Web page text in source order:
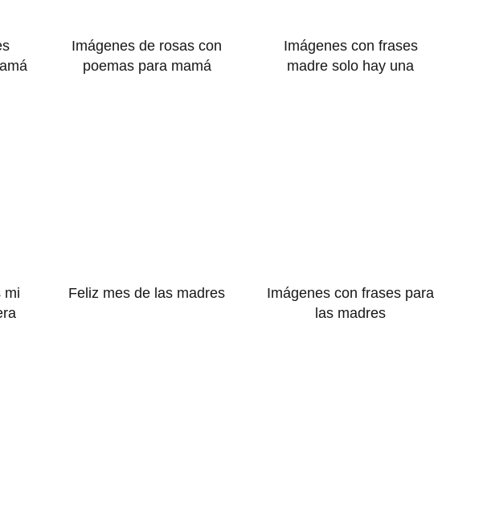
Imágenes de rosas con
poemas para mamá
Imágenes con frases
madre solo hay una
mi
Feliz mes de las madres
Imágenes con frases para
las madres